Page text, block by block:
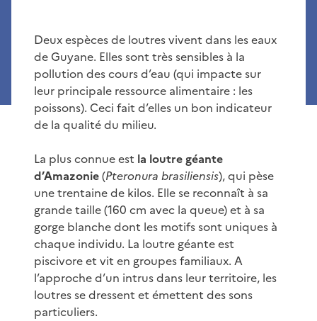
Deux espèces de loutres vivent dans les eaux
de Guyane. Elles sont très sensibles à la
pollution des cours d’eau (qui impacte sur
leur principale ressource alimentaire : les
poissons). Ceci fait d’elles un bon indicateur
de la qualité du milieu.
La plus connue est la loutre géante
d’Amazonie(Pteronura brasiliensis), qui pèse
une trentaine de kilos. Elle se reconnaît à sa
grande taille (160 cm avec la queue) et à sa
gorge blanche dont les motifs sont uniques à
chaque individu. La loutre géante est
piscivore et vit en groupes familiaux. A
l’approche d’un intrus dans leur territoire, les
loutres se dressent et émettent des sons
particuliers.